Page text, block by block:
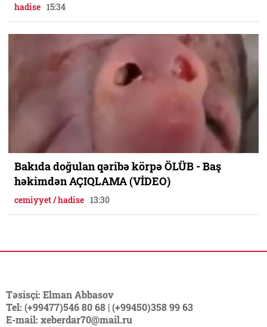
hadise 15:34
Bakıda doğulan qəribə körpə ÖLÜB - Baş
həkimdən AÇIQLAMA (VİDEO)
cemiyyet / hadise 13:30
Təsisçi: Elman Abbasov
Tel: (+99477)546 80 68 | (+99450)358 99 63
E-mail: xeberdar70@mail.ru